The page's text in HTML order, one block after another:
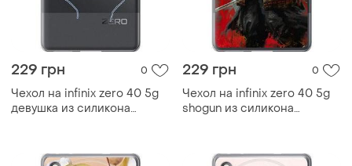
229 грн 0
Чехол на infinix zero 40 5g
девушка из силикона
229 грн 0
Чехол на infinix zero 40 5g
shogun из силикона